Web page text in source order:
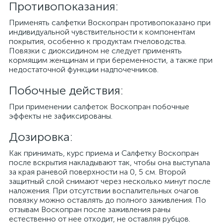
Противопоказания:
Применять салфетки Воскопран противопоказано при
индивидуальной чувствительности к компонентам
покрытия, особенно к продуктам пчеловодства.
Повязки с диоксидином не следует применять
кормящим женщинам и при беременности, а также при
недостаточной функции надпочечников.
Побочные действия:
При применении салфеток Воскопран побочные
эффекты не зафиксированы.
Дозировка:
Как принимать, курс приема и Салфетку Воскопран
после вскрытия накладывают так, чтобы она выступала
за края раневой поверхности на 0, 5 см. Второй
защитный слой снимают через несколько минут после
наложения. При отсутствии воспалительных очагов
повязку можно оставлять до полного заживления. По
отзывам Воскопран после заживления раны
естественно от нее отходит, не оставляя рубцов.